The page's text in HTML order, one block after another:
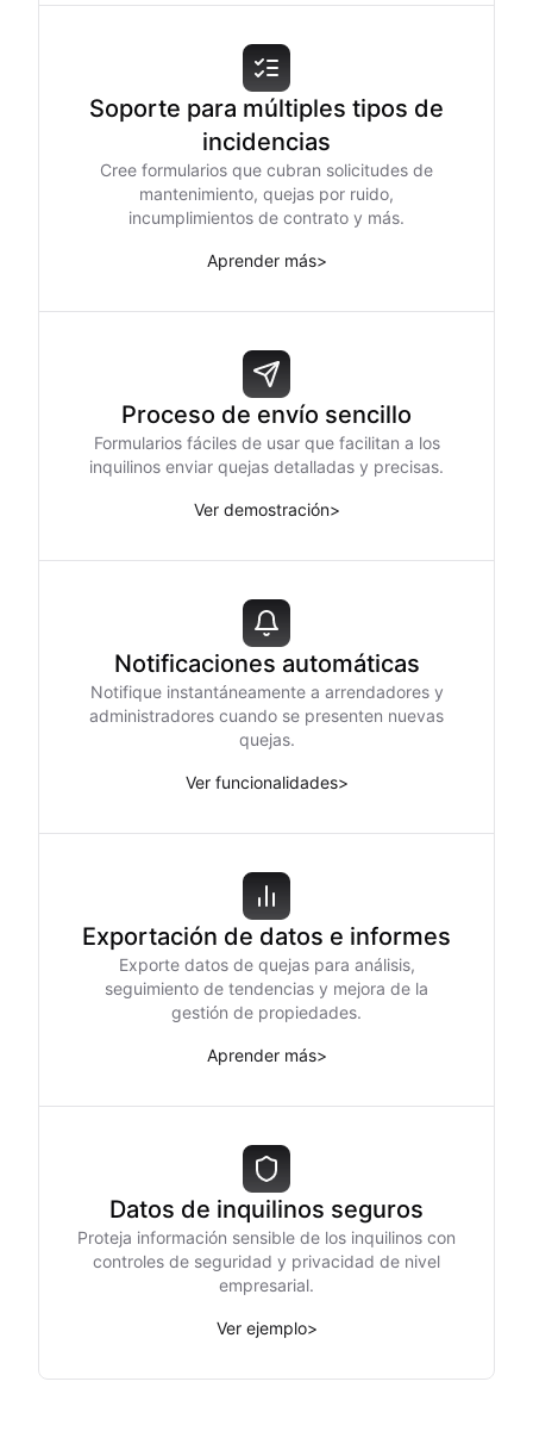
Soporte para múltiples tipos de
incidencias
Cree formularios que cubran solicitudes de
mantenimiento, quejas por ruido,
incumplimientos de contrato y más.
Aprender más>
Proceso de envío sencillo
Formularios fáciles de usar que facilitan a los
inquilinos enviar quejas detalladas y precisas.
Ver demostración>
Notificaciones automáticas
Notifique instantáneamente a arrendadores y
administradores cuando se presenten nuevas
quejas.
Ver funcionalidades>
Exportación de datos e informes
Exporte datos de quejas para análisis,
seguimiento de tendencias y mejora de la
gestión de propiedades.
Aprender más>
Datos de inquilinos seguros
Proteja información sensible de los inquilinos con
controles de seguridad y privacidad de nivel
empresarial.
Ver ejemplo>